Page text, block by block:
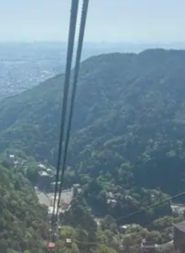
行こうと言ってくれたおかげで、
、山登り(というより岩登り？)
辛いような気がしました(笑)